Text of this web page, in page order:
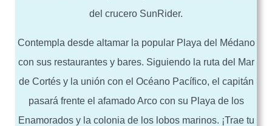
del crucero SunRider.
Contempla desde altamar la popular Playa del Médano
con sus restaurantes y bares. Siguiendo la ruta del Mar
de Cortés y la unión con el Océano Pacífico, el capitán
pasará frente el afamado Arco con su Playa de los
Enamorados y la colonia de los lobos marinos. ¡Trae tu